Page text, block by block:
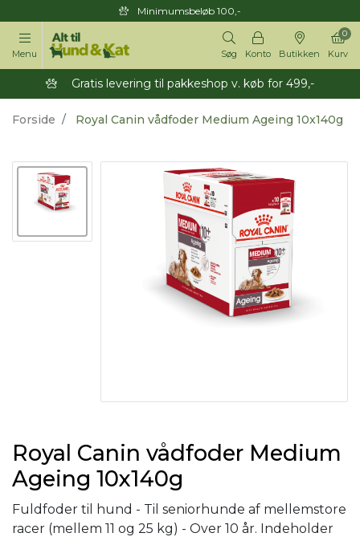
Minimumsbeløb 100,-
Menu Søg Konto Butikken Kurv
0
Gratis levering til pakkeshop v. køb for 499,-
Forside Royal Canin vådfoder Medium Ageing 10x140g
Royal Canin vådfoder Medium
Ageing 10x140g
Fuldfoder til hund - Til seniorhunde af mellemstore
racer (mellem 11 og 25 kg) - Over 10 år. Indeholder